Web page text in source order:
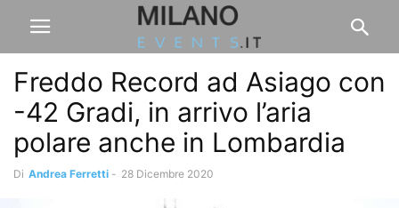
Freddo Record ad Asiago con
-42 Gradi, in arrivo l’aria
polare anche in Lombardia
Di Andrea Ferretti - 28 Dicembre 2020